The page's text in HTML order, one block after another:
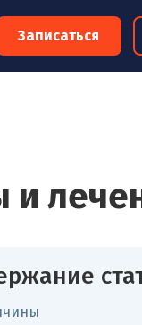
Записаться
и